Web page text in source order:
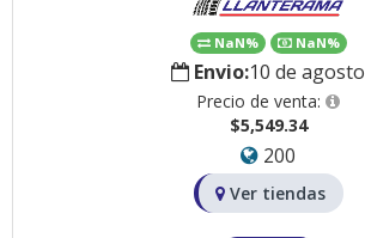
NaN% NaN%
Envio:10 de agosto
Precio de venta:
$5,549.34
200
Ver tiendas